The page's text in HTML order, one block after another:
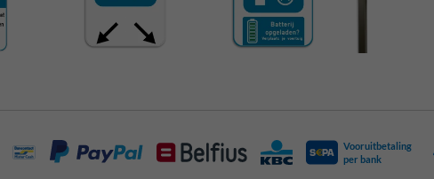
Vooruitbetaling
per bank